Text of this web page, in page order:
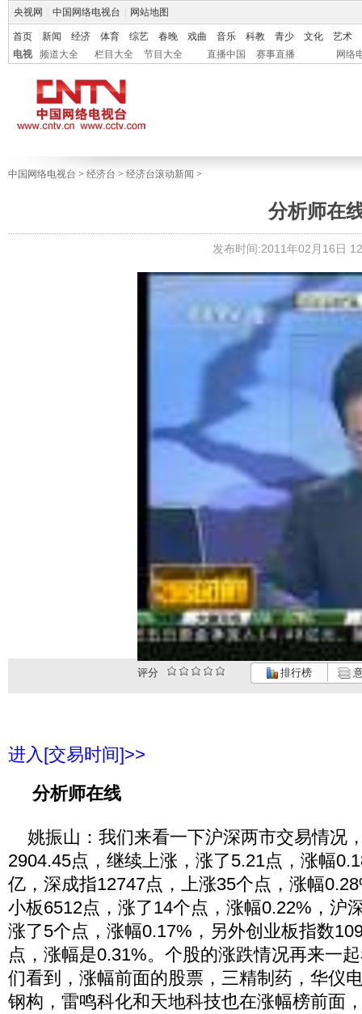
央视网 中国网络电视台 网站地图
首页 新闻 经济 体育 综艺 春晚 戏曲 音乐 科教 青少 文化
艺术
电视
频道大全 栏目大全 节目大全 直播中国 赛事直播 网络
中国网络电视台 > 经济台 > 经济台滚动新闻 >
分析师在
发布时间:2011年02月16日
评分 排行榜
进入[交易时间]>>
分析师在线
姚振山：我们来看一下沪深两市交易情况
2904.45点，继续上涨，涨了5.21点，涨幅
亿，深成指12747点，上涨35个点，涨幅
小板6512点，涨了14个点，涨幅0.22%，沪
涨了5个点，涨幅0.17%，另外创业板指数
点，涨幅是0.31%。个股的涨跌情况再来一
们看到，涨幅前面的股票，三精制药，华仪
钢构，雷鸣科化和天地科技也在涨幅榜前面